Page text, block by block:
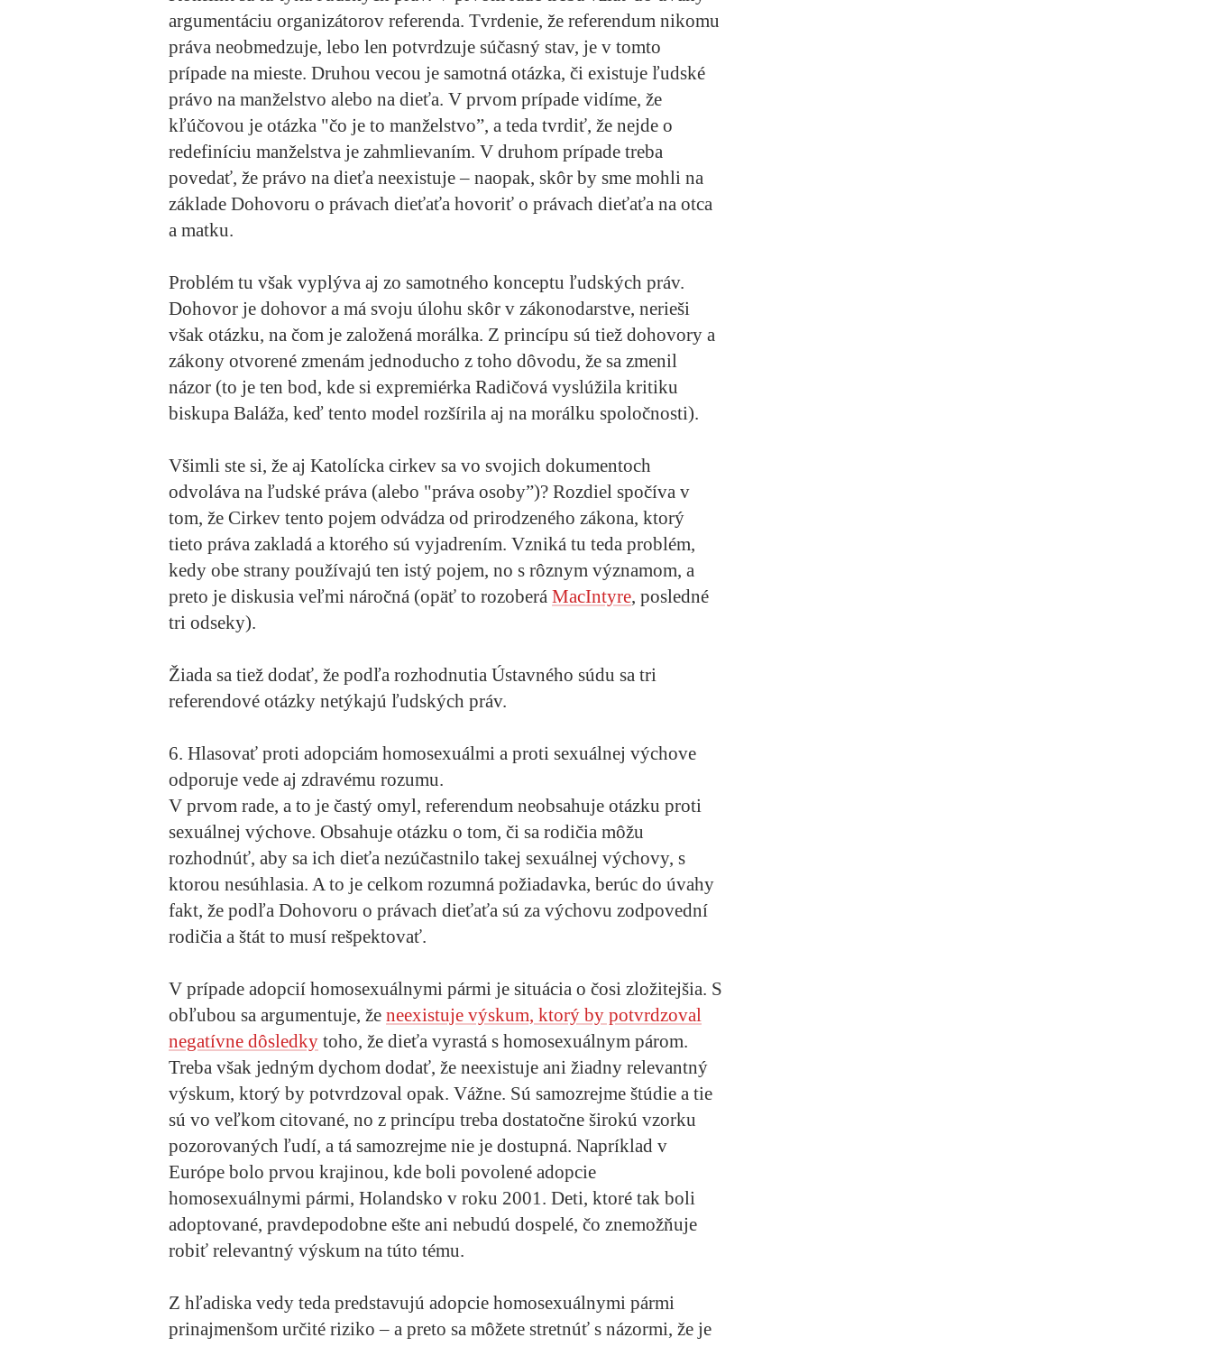
argumentáciu organizátorov referenda. Tvrdenie, že referendum nikomu
práva neobmedzuje, lebo len potvrdzuje súčasný stav, je v tomto
prípade na mieste. Druhou vecou je samotná otázka, či existuje ľudské
právo na manželstvo alebo na dieťa. V prvom prípade vidíme, že
kľúčovou je otázka "čo je to manželstvo”, a teda tvrdiť, že nejde o
redefiníciu manželstva je zahmlievaním. V druhom prípade treba
povedať, že právo na dieťa neexistuje – naopak, skôr by sme mohli na
základe Dohovoru o právach dieťaťa hovoriť o právach dieťaťa na otca
a matku.
Problém tu však vyplýva aj zo samotného konceptu ľudských práv.
Dohovor je dohovor a má svoju úlohu skôr v zákonodarstve, nerieši
však otázku, na čom je založená morálka. Z princípu sú tiež dohovory a
zákony otvorené zmenám jednoducho z toho dôvodu, že sa zmenil
názor (to je ten bod, kde si expremiérka Radičová vyslúžila kritiku
biskupa Baláža, keď tento model rozšírila aj na morálku spoločnosti).
Všimli ste si, že aj Katolícka cirkev sa vo svojich dokumentoch
odvoláva na ľudské práva (alebo "práva osoby”)? Rozdiel spočíva v
tom, že Cirkev tento pojem odvádza od prirodzeného zákona, ktorý
tieto práva zakladá a ktorého sú vyjadrením. Vzniká tu teda problém,
kedy obe strany používajú ten istý pojem, no s rôznym významom, a
preto je diskusia veľmi náročná (opäť to rozoberá MacIntyre, posledné
tri odseky).
Žiada sa tiež dodať, že podľa rozhodnutia Ústavného súdu sa tri
referendové otázky netýkajú ľudských práv.
6. Hlasovať proti adopciám homosexuálmi a proti sexuálnej výchove
odporuje vede aj zdravému rozumu.
V prvom rade, a to je častý omyl, referendum neobsahuje otázku proti
sexuálnej výchove. Obsahuje otázku o tom, či sa rodičia môžu
rozhodnúť, aby sa ich dieťa nezúčastnilo takej sexuálnej výchovy, s
ktorou nesúhlasia. A to je celkom rozumná požiadavka, berúc do úvahy
fakt, že podľa Dohovoru o právach dieťaťa sú za výchovu zodpovední
rodičia a štát to musí rešpektovať.
V prípade adopcií homosexuálnymi pármi je situácia o čosi zložitejšia. S
obľubou sa argumentuje, že neexistuje výskum, ktorý by potvrdzoval
negatívne dôsledky toho, že dieťa vyrastá s homosexuálnym párom.
Treba však jedným dychom dodať, že neexistuje ani žiadny relevantný
výskum, ktorý by potvrdzoval opak. Vážne. Sú samozrejme štúdie a tie
sú vo veľkom citované, no z princípu treba dostatočne širokú vzorku
pozorovaných ľudí, a tá samozrejme nie je dostupná. Napríklad v
Európe bolo prvou krajinou, kde boli povolené adopcie
homosexuálnymi pármi, Holandsko v roku 2001. Deti, ktoré tak boli
adoptované, pravdepodobne ešte ani nebudú dospelé, čo znemožňuje
robiť relevantný výskum na túto tému.
Z hľadiska vedy teda predstavujú adopcie homosexuálnymi pármi
prinajmenšom určité riziko – a preto sa môžete stretnúť s názormi, že je